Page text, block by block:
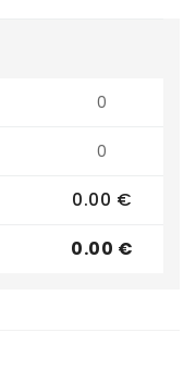
0
0
0.00 €
0.00 €